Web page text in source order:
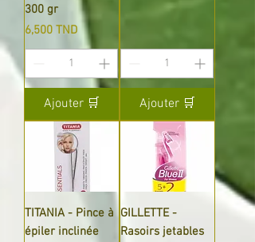
300 gr
Prix
6,500 TND
Ajouter 🛒 Ajouter 🛒
TITANIA - Pince à
épiler inclinée
GILLETTE -
Rasoirs jetables